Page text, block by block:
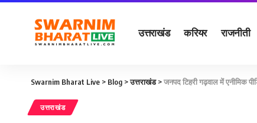
उत्तराखंड करियर राजनीती
Swarnim Bharat Live > Blog >उत्तराखंड>जनपद टिहरी गढ़वाल में एनीमिक
उत्तराखंड